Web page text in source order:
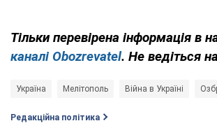
Тільки перевірена інформація в
каналі Obozrevatel. Не ведіться
Україна Мелітополь Війна в Україні
Редакційна політика